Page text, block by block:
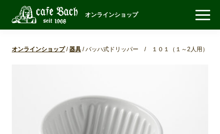
オンラインショップ
オンラインショップ/器具 / バッハ式ドリッパー / １０１（１～2人用）